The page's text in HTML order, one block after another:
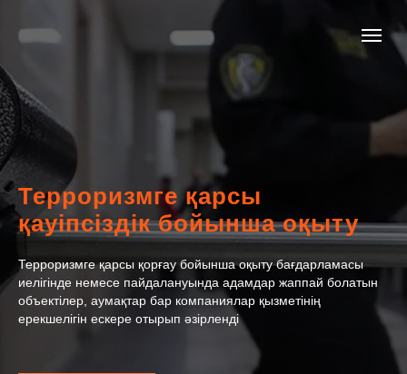
Терроризмге қарсы
қауіпсіздік бойынша оқыту
Терроризмге қарсы қорғау бойынша оқыту бағдарламасы
иелігінде немесе пайдалануында адамдар жаппай болатын
объектілер, аумақтар бар компаниялар қызметінің
ерекшелігін ескере отырып әзірленді